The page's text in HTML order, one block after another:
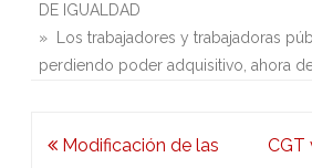
DE IGUALDAD
» Los trabajadores y trabajadoras
perdiendo poder adquisitivo, ahora
Navegación
Modificación de las
CGT